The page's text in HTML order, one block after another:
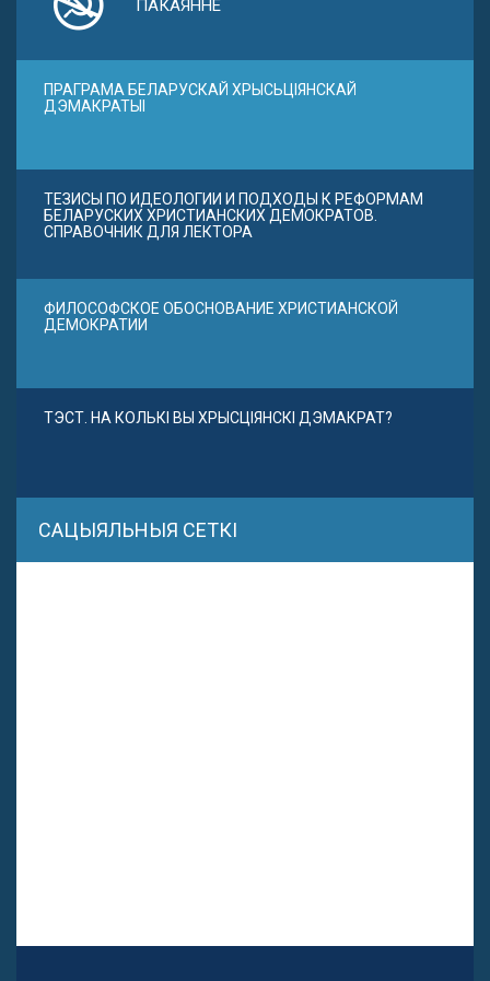
ПАКАЯННЕ
ПРАГРАМА БЕЛАРУСКАЙ ХРЫСЬЦІЯНСКАЙ
ДЭМАКРАТЫІ
ТЕЗИСЫ ПО ИДЕОЛОГИИ И ПОДХОДЫ К РЕФОРМАМ
БЕЛАРУСКИХ ХРИСТИАНСКИХ ДЕМОКРАТОВ.
СПРАВОЧНИК ДЛЯ ЛЕКТОРА
ФИЛОСОФСКОЕ ОБОСНОВАНИЕ ХРИСТИАНСКОЙ
ДЕМОКРАТИИ
ТЭСТ. НА КОЛЬКІ ВЫ ХРЫСЦІЯНСКІ ДЭМАКРАТ?
САЦЫЯЛЬНЫЯ СЕТКІ